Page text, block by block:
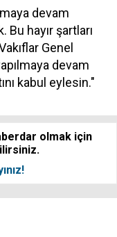
devam
hayır şartları
Genel
devam
kabul eylesin."
olmak için